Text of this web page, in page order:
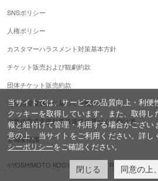
SNSポリシー
人権ポリシー
カスタマーハラスメント対策基本方針
チケット販売および観劇約款
団体チケット販売約款
女性活躍推進法に基づく行動計画
次世代育成支援対策推進法に基づく行動計画
警備業標識
©YOSHIMOTO KOGYO,ALL Rights Reserved.
当サイトでは、サービスの品質向上・利
クッキーを取得しています。また、取得
報と紐付けて管理・利用する場合がござい
意の上、当サイトをご利用ください。詳し
シーポリシーをご確認ください。
閉じる 同意の上